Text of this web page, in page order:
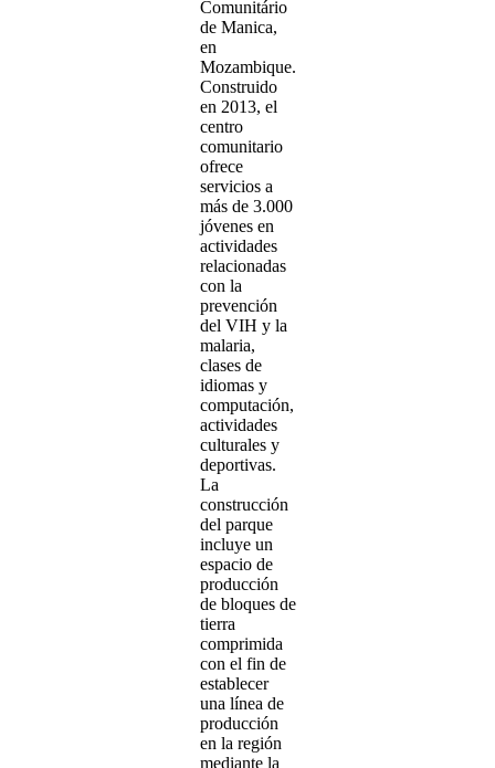
Comunitário
de Manica,
en
Mozambique.
Construido
en 2013, el
centro
comunitario
ofrece
servicios a
más de 3.000
jóvenes en
actividades
relacionadas
con la
prevención
del VIH y la
malaria,
clases de
idiomas y
computación,
actividades
culturales y
deportivas.
La
construcción
del parque
incluye un
espacio de
producción
de bloques de
tierra
comprimida
con el fin de
establecer
una línea de
producción
en la región
mediante la